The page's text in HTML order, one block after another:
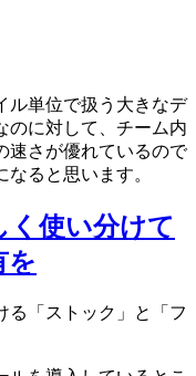
ル単位で扱う大きなデ
のに対して、チーム内
速さが優れているので
ると思います。
使い分けて
を
る「ストック」と「フ